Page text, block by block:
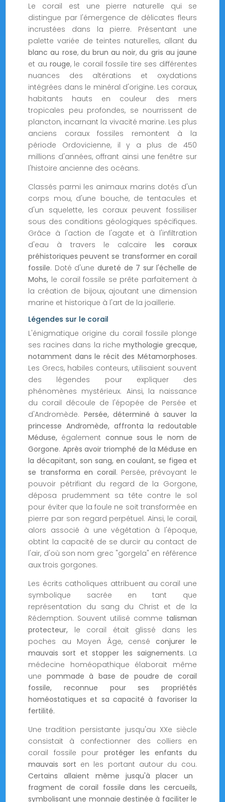
Le corail est une pierre naturelle qui se
distingue par l'émergence de délicates fleurs
incrustées dans la pierre. Présentant une
palette variée de teintes naturelles, allant du
blanc au rose, du brun au noir,du gris au jaune
et au rouge, le corail fossile tire ses différentes
nuances des altérations et oxydations
intégrées dans le minéral d'origine. Les coraux,
habitants hauts en couleur des mers
tropicales peu profondes, se nourrissent de
plancton, incarnant la vivacité marine. Les plus
anciens coraux fossiles remontent à la
période Ordovicienne, il y a plus de 450
millions d'années, offrant ainsi une fenêtre sur
l'histoire ancienne des océans.
Classés parmi les animaux marins dotés d'un
corps mou, d'une bouche, de tentacules et
d'un squelette, les coraux peuvent fossiliser
sous des conditions géologiques spécifiques.
Grâce à l'action de l'agate et à l'infiltration
d'eau à travers le calcaire les coraux
préhistoriques peuvent se transformer en corail
fossile. Doté d'une dureté de 7 sur l'échelle de
Mohs, le corail fossile se prête parfaitement à
la création de bijoux, ajoutant une dimension
marine et historique à l'art de la joaillerie.
Légendes sur le corail
L'énigmatique origine du corail fossile plonge
ses racines dans la riche mythologie grecque,
notamment dans le récit des Métamorphoses.
Les Grecs, habiles conteurs, utilisaient souvent
des légendes pour expliquer des
phénomènes mystérieux. Ainsi, la naissance
du corail découle de l'épopée de Persée et
d'Andromède. Persée, déterminé à sauver la
princesse Andromède, affronta la redoutable
Méduse, également connue sous le nom de
Gorgone. Après avoir triomphé de la Méduse en
la décapitant, son sang, en coulant, se figea et
se transforma en corail. Persée, prévoyant le
pouvoir pétrifiant du regard de la Gorgone,
déposa prudemment sa tête contre le sol
pour éviter que la foule ne soit transformée en
pierre par son regard perpétuel. Ainsi, le corail,
alors associé à une végétation à l'époque,
obtint la capacité de se durcir au contact de
l'air, d'où son nom grec "gorgela" en référence
aux trois gorgones.
Les écrits catholiques attribuent au corail une
symbolique sacrée en tant que
représentation du sang du Christ et de la
Rédemption. Souvent utilisé comme talisman
protecteur, le corail était glissé dans les
poches au Moyen Âge, censéconjurer le
mauvais sort et stopper les saignements. La
médecine homéopathique élaborait même
une pommade à base de poudre de corail
fossile, reconnue pour ses propriétés
homéostatiques et sa capacité à favoriser la
fertilité.
Une tradition persistante jusqu'au XXe siècle
consistait à confectionner des colliers en
corail fossile pour protéger les enfants du
mauvais sort en les portant autour du cou.
Certains allaient même jusqu'à placer un
fragment de corail fossile dans les cercueils,
symbolisant une monnaie destinée à faciliter le